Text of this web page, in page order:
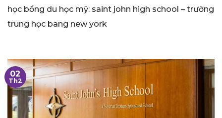
học bổng du học mỹ: saint john high school – trường
trung học bang new york
02
Th2